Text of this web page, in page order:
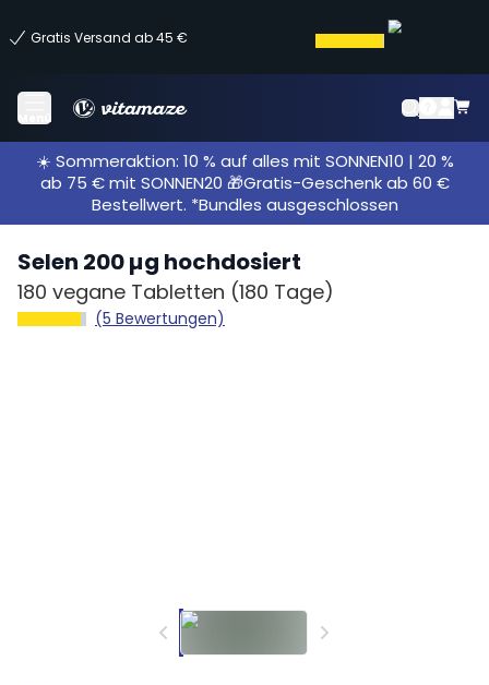
Gratis Versand ab 45 €
Menü
☀️ Sommeraktion: 10 % auf alles mit SONNEN10 | 20 %
ab 75 € mit SONNEN20 🎁Gratis-Geschenk ab 60 €
Bestellwert. *Bundles ausgeschlossen
Selen 200 µg hochdosiert
180 vegane Tabletten (180 Tage)
(5 Bewertungen)